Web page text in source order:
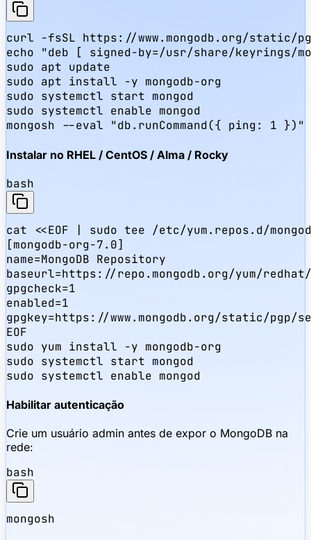
curl -fsSL https://www.mongodb.org/static/
echo "deb [ signed-by=/usr/share/keyrings/
sudo apt update
sudo apt install -y mongodb-org
sudo systemctl start mongod
sudo systemctl enable mongod
mongosh --eval "db.runCommand({ ping: 1 })"
Instalar no RHEL / CentOS / Alma / Rocky
bash
cat <<EOF | sudo tee /etc/yum.repos.d/
[mongodb-org-7.0]
name=MongoDB Repository
baseurl=https://repo.mongodb.org/yum/
gpgcheck=1
enabled=1
gpgkey=https://www.mongodb.org/static/pgp/
EOF
sudo yum install -y mongodb-org
sudo systemctl start mongod
sudo systemctl enable mongod
Habilitar autenticação
Crie um usuário admin antes de expor o MongoDB na
rede:
bash
mongosh